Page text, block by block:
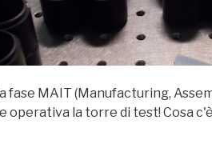
fase MAIT (Manufacturing,
operativa la torre di test! Cosa